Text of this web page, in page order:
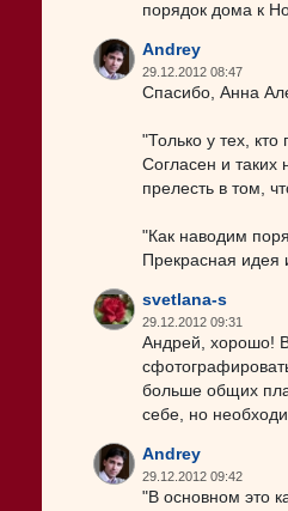
порядок дома к
Andrey
29.12.2012 08:47
Спасибо, Анна
"Только у тех,
Согласен и
прелесть в том,
"Как наводим
Прекрасная
svetlana-s
29.12.2012 09:31
Андрей, хорошо! В
больше общих
себе, но
Andrey
29.12.2012 09:42
"В основном это